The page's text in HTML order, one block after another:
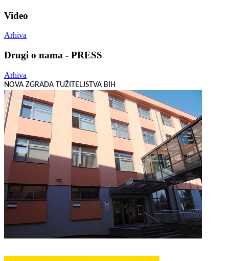
Video
Arhiva
Drugi o nama - PRESS
Arhiva
NOVA ZGRADA TUŽITELJSTVA BIH